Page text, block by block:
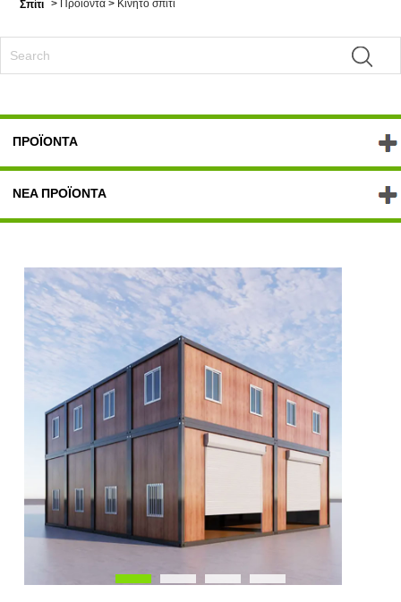
Σπίτι > Προϊόντα > Κινητό σπίτι
ΠΡΟΪΌΝΤΑ
ΝΈΑ ΠΡΟΪΌΝΤΑ